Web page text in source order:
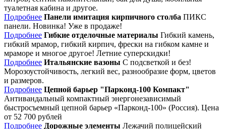
туалетная кабина и другое.
Подробнее Панели имитация кирпичного столба ПИКС
панели. Новинка! Уже в продаже!
Подробнее Гибкие отделочные материалы Гибкий камень,
гибкий мрамор, гибкий кирпич, фрески на гибком камне и
мраморе и многое другое! Летние суперскидки!
Подробнее Итальянские вазоны С подсветкой и без!
Морозоустойчивость, легкий вес, разнообразие форм, цветов
и размеров.
Подробнее Цепной барьер "Парконд-100 Компакт"
Антивандальный компактный энергонезависимый
быстросъемный цепной барьер «Парконд-100» (Россия). Цена
от 52 700 рублей
Подробнее Дорожные элементы Лежачий полицейский